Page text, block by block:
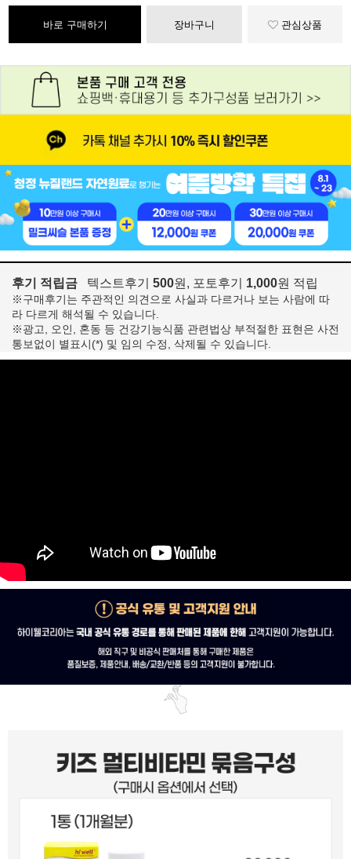
바로 구매하기 장바구니 관심상품
후기 적립금 텍스트후기 500원, 포토후기 1,000원 적립
※구매후기는 주관적인 의견으로 사실과 다르거나 보는 사람에 따
라 다르게 해석될 수 있습니다.
※광고, 오인, 혼동 등 건강기능식품 관련법상 부적절한 표현은 사전
통보없이 별표시(*) 및 임의 수정, 삭제될 수 있습니다.